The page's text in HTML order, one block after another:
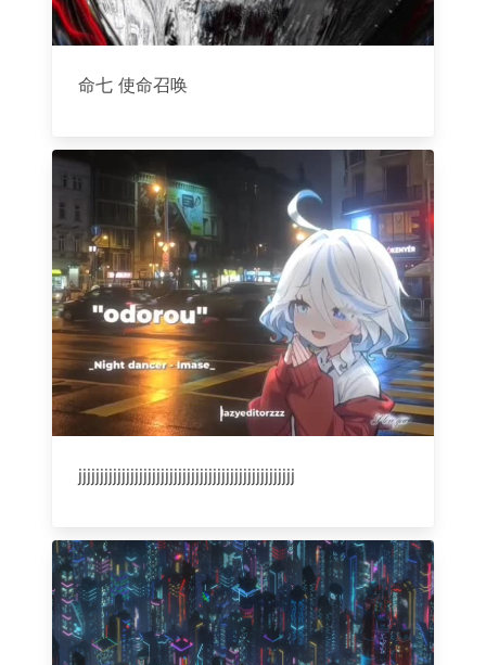
命七 使命召唤
jjjjjjjjjjjjjjjjjjjjjjjjjjjjjjjjjjjjjjjjjjjjjjjjjj